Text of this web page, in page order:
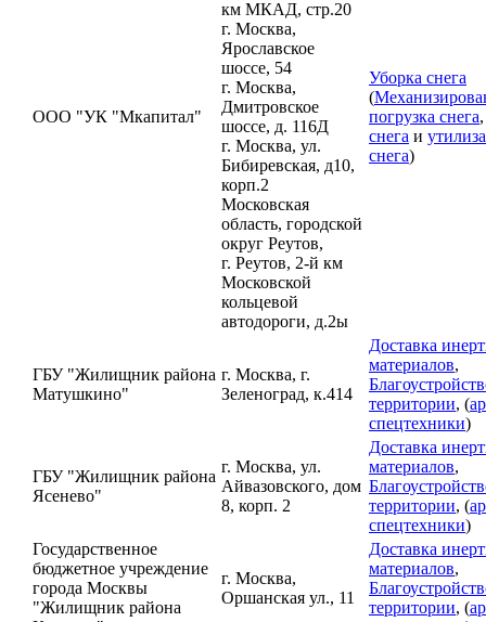
ООО "УК "Мкапитал"
км МКАД, стр.20
г. Москва,
Ярославское
шоссе, 54
г. Москва,
Дмитровское
шоссе, д. 116Д
г. Москва, ул.
Бибиревская, д10,
корп.2
Московская
область, городской
округ Реутов,
г. Реутов, 2-й км
Московской
кольцевой
автодороги, д.2ы
Уборка снега
(
погрузка снега
снега и
снега)
ГБУ "Жилищник района
Матушкино"
г. Москва, г.
Зеленоград, к.414
Доставка
материалов,
территории, (
спецтехники)
ГБУ "Жилищник района
Ясенево"
г. Москва, ул.
Айвазовского, дом
8, корп. 2
Доставка
материалов,
территории, (
спецтехники)
Государственное
бюджетное учреждение
города Москвы
"Жилищник района
г. Москва,
Оршанская ул., 11
Доставка
материалов,
территории, (